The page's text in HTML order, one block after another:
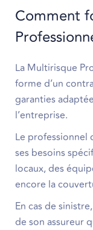
Comment
La Multirisque
forme d’un
garanties
l’entreprise.
Le professionnel
ses besoins
locaux, des
encore la
En cas de
de son assureur